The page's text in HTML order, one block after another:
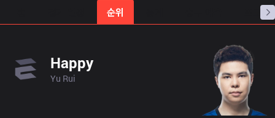
순위 프로빌
Happy
Yu Rui